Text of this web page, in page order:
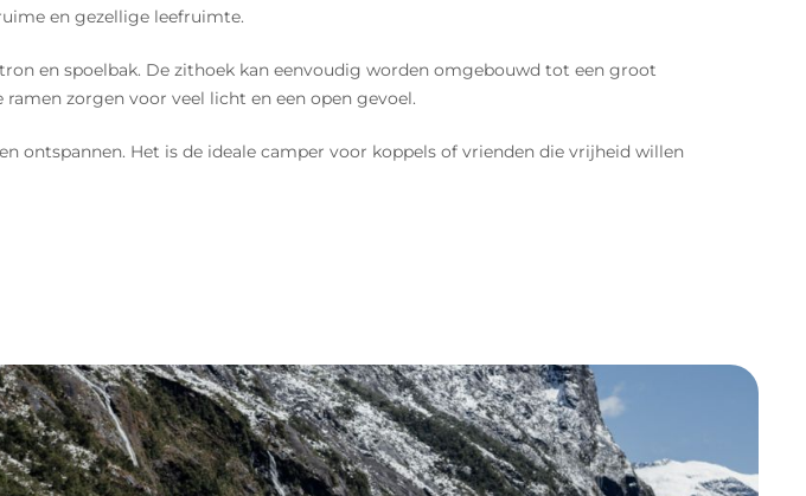
en gezellige leefruimte.
en spoelbak. De zithoek kan eenvoudig worden omgebouwd tot een groot
zorgen voor veel licht en een open gevoel.
ontspannen. Het is de ideale camper voor koppels of vrienden die vrijheid willen